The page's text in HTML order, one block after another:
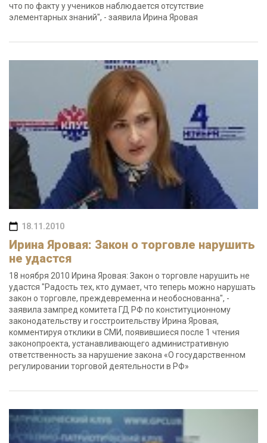
что по факту у учеников наблюдается отсутствие
элементарных знаний", - заявила Ирина Яровая
18.11.2010
Ирина Яровая: Закон о торговле нарушить
не удастся
18 ноября 2010 Ирина Яровая: Закон о торговле нарушить не
удастся "Радость тех, кто думает, что теперь можно нарушать
закон о торговле, преждевременна и необоснованна", -
заявила зампред комитета ГД РФ по конституционному
законодательству и госстроительству Ирина Яровая,
комментируя отклики в СМИ, появившиеся после 1 чтения
законопроекта, устанавливающего административную
ответственность за нарушение закона «О государственном
регулировании торговой деятельности в РФ»